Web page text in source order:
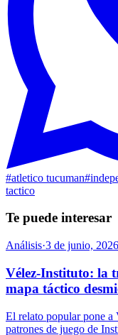
#atletico tucuman#
tactico
Te puede interesar
Análisis·3 de junio, 2026
Vélez-Instituto: la
mapa táctico
El relato popular pone
patrones de juego de